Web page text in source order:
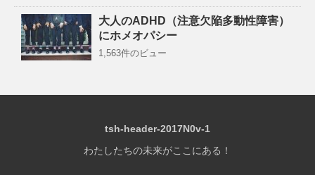
大人のADHD（注意欠陥多動性障害）
にホメオパシー
1,563件のビュー
tsh-header-2017N0v-1
わたしたちの未来がここにある！